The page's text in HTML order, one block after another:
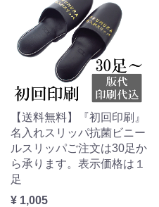
【送料無料】『初回印刷』
名入れスリッパ抗菌ビニー
ルスリッパご注文は30足か
ら承ります。表示価格は１
足
¥ 1,005